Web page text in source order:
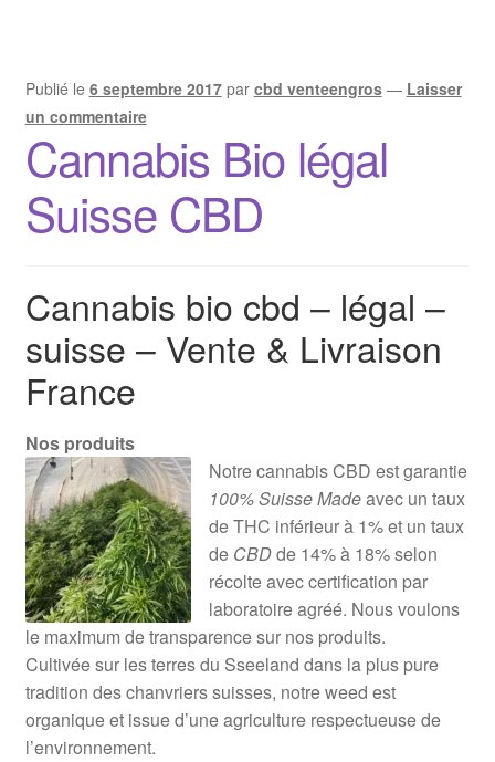
Publié le 6 septembre 2017 par cbd venteengros — Laisser
un commentaire
Cannabis Bio légal
Suisse CBD
Cannabis bio cbd – légal –
suisse – Vente & Livraison
France
Nos produits
Notre cannabis CBD est garantie
100% Suisse Madeavec un taux
de THC inférieur à 1% et un taux
deCBDde 14% à 18% selon
récolte avec certification par
laboratoire agréé. Nous voulons
le maximum de transparence sur nos produits.
Cultivée sur les terres du Sseeland dans la plus pure
tradition des chanvriers suisses, notre weed est
organique et issue d’une agriculture respectueuse de
l’environnement.